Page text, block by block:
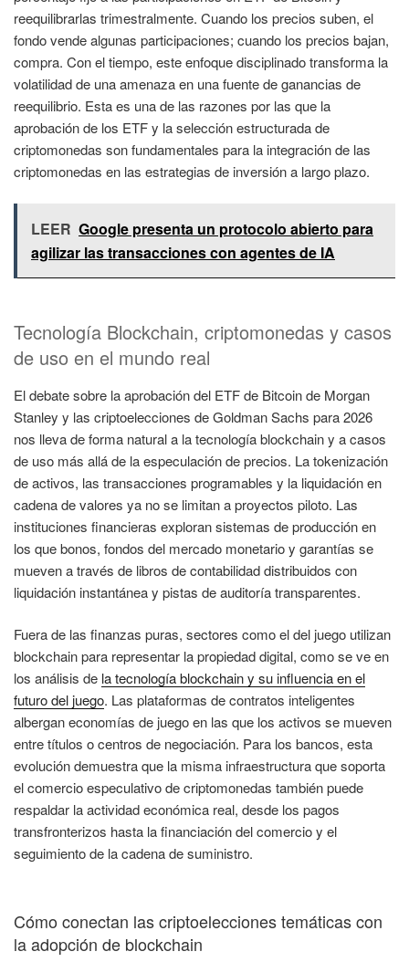
reequilibrarlas trimestralmente. Cuando los precios suben, el
fondo vende algunas participaciones; cuando los precios bajan,
compra. Con el tiempo, este enfoque disciplinado transforma la
volatilidad de una amenaza en una fuente de ganancias de
reequilibrio. Esta es una de las razones por las que la
aprobación de los ETF y la selección estructurada de
criptomonedas son fundamentales para la integración de las
criptomonedas en las estrategias de inversión a largo plazo.
LEER Google presenta un protocolo abierto para
agilizar las transacciones con agentes de IA
Tecnología Blockchain, criptomonedas y casos
de uso en el mundo real
El debate sobre la aprobación del ETF de Bitcoin de Morgan
Stanley y las criptoelecciones de Goldman Sachs para 2026
nos lleva de forma natural a la tecnología blockchain y a casos
de uso más allá de la especulación de precios. La tokenización
de activos, las transacciones programables y la liquidación en
cadena de valores ya no se limitan a proyectos piloto. Las
instituciones financieras exploran sistemas de producción en
los que bonos, fondos del mercado monetario y garantías se
mueven a través de libros de contabilidad distribuidos con
liquidación instantánea y pistas de auditoría transparentes.
Fuera de las finanzas puras, sectores como el del juego utilizan
blockchain para representar la propiedad digital, como se ve en
los análisis de la tecnología blockchain y su influencia en el
futuro del juego. Las plataformas de contratos inteligentes
albergan economías de juego en las que los activos se mueven
entre títulos o centros de negociación. Para los bancos, esta
evolución demuestra que la misma infraestructura que soporta
el comercio especulativo de criptomonedas también puede
respaldar la actividad económica real, desde los pagos
transfronterizos hasta la financiación del comercio y el
seguimiento de la cadena de suministro.
Cómo conectan las criptoelecciones temáticas con
la adopción de blockchain